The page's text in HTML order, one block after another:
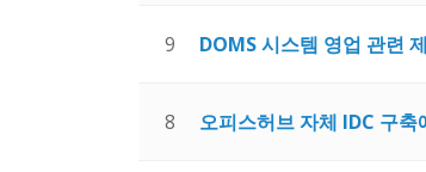
9 DOMS 시스템 영업 관련
8 오피스허브 자체 IDC 구